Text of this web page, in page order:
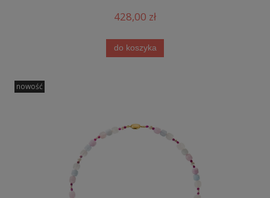
428,00 zł
do koszyka
nowość